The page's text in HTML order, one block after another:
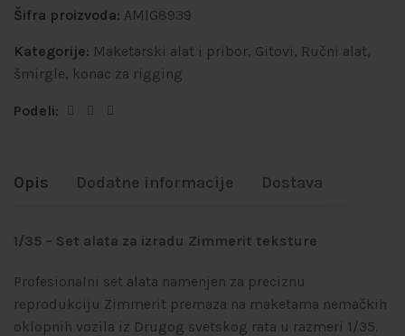
Šifra proizvoda: AMIG8939
Kategorije: Maketarski alat i pribor, Gitovi, Ručni alat,
šmirgle, konac za rigging
Podeli:
Opis Dodatne informacije Dostava
1/35 – Set alata za izradu Zimmerit teksture
Profesionalni set alata namenjen za preciznu
reprodukciju Zimmerit premaza na maketama nemačkih
oklopnih vozila iz Drugog svetskog rata u razmeri 1/35.